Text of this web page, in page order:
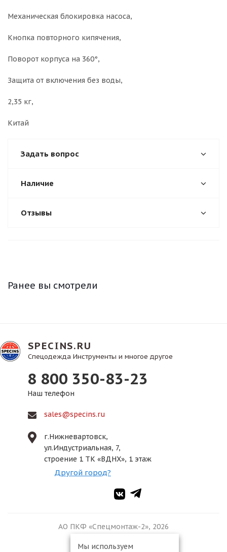
Механическая блокировка насоса,
Кнопка повторного кипячения,
Поворот корпуса на 360°,
Защита от включения без воды,
2,35 кг,
Китай
Задать вопрос
Наличие
Отзывы
Ранее вы смотрели
SPECINS.RU
Спецодежда Инструменты и многое другое
8 800 350-83-23
Наш телефон
sales@specins.ru
г.Нижневартовск,
ул.Индустриальная, 7,
строение 1 ТК «ВДНХ», 1 этаж
Другой город?
АО ПКФ «Спецмонтаж-2», 2026
Мы используем